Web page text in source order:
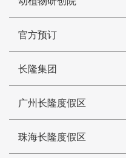
官方预订
长隆集团
广州长隆度假区
珠海长隆度假区